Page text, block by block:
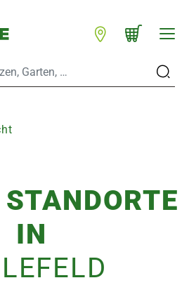
Standorte
Warenkorb schließen
WARENKORB
IN